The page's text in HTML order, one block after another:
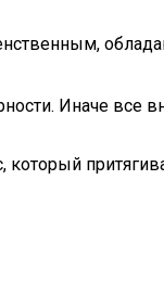
Иначе все